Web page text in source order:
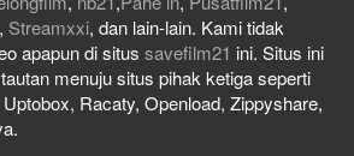
, Streamxxi, dan lain-lain. Kami tidak
apapun di situs savefilm21 ini. Situs ini
menuju situs pihak ketiga seperti
Racaty, Openload, Zippyshare,